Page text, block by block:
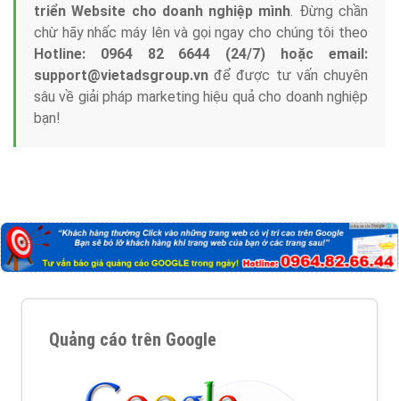
triển Website cho doanh nghiệp mình. Đừng chần
chừ hãy nhấc máy lên và gọi ngay cho chúng tôi theo
Hotline: 0964 82 6644 (24/7) hoặc email:
support@vietadsgroup.vn để được tư vấn chuyên
sâu về giải pháp marketing hiệu quả cho doanh nghiệp
bạn!
Quảng cáo trên Google